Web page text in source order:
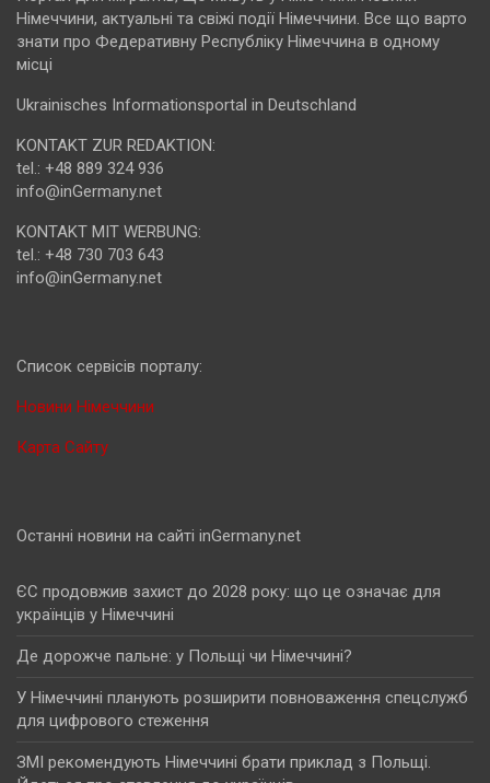
Німеччини, актуальні та свіжі події Німеччини. Все що варто
знати про Федеративну Республіку Німеччина в одному
місці
Ukrainisches Informationsportal in Deutschland
KONTAKT ZUR REDAKTION:
tel.: +48 889 324 936
info@inGermany.net
KONTAKT MIT WERBUNG:
tel.: +48 730 703 643
info@inGermany.net
Cписок сервісів порталу:
Новини Німеччини
Карта Сайту
Останні новини на сайті inGermany.net
ЄС продовжив захист до 2028 року: що це означає для
українців у Німеччині
Де дорожче пальне: у Польщі чи Німеччині?
У Німеччині планують розширити повноваження спецслужб
для цифрового стеження
ЗМІ рекомендують Німеччині брати приклад з Польщі.